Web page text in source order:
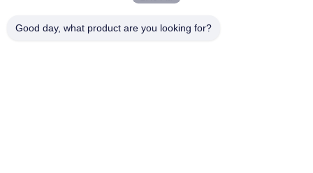
Good day, what product are you looking for?